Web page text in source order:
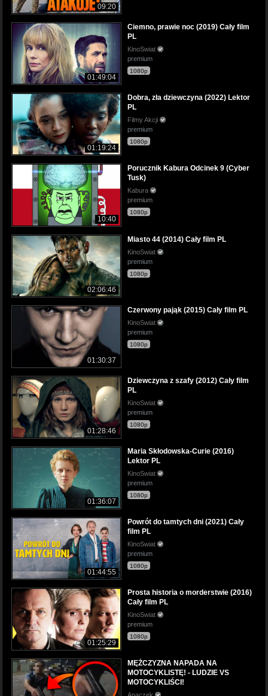
09:20
01:49:04
Ciemno, prawie noc (2019) Cały film
PL
KinoSwiat
premium
1080p
01:19:24
Dobra, zła dziewczyna (2022) Lektor
PL
Filmy Akcji
premium
1080p
10:40
Porucznik Kabura Odcinek 9 (Cyber
Tusk)
Kabura
premium
1080p
02:06:46
Miasto 44 (2014) Cały film PL
KinoSwiat
premium
1080p
01:30:37
Czerwony pająk (2015) Cały film PL
KinoSwiat
premium
1080p
01:28:46
Dziewczyna z szafy (2012) Cały film
PL
KinoSwiat
premium
1080p
01:36:07
Maria Skłodowska-Curie (2016)
Lektor PL
KinoSwiat
premium
1080p
01:44:55
Powrót do tamtych dni (2021) Cały
film PL
KinoSwiat
premium
1080p
01:25:29
Prosta historia o morderstwie (2016)
Cały film PL
KinoSwiat
premium
1080p
MĘŻCZYZNA NAPADA NA
MOTOCYKLISTĘ! - LUDZIE VS
MOTOCYKLIŚCI!